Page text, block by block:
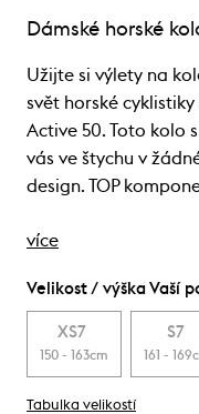
Dámské horské
Užijte si výlety na
svět horské cyklistiky
Active 50. Toto kolo
vás ve štychu v
design. TOP
více
Velikost / výška Vaší
XS7
150 - 163cm
S7
161 -
Tabulka velikostí